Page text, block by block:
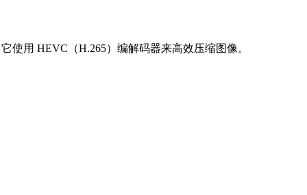
使用 HEVC（H.265）编解码器来高效压缩图像。